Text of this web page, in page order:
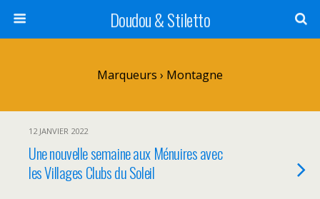
Doudou & Stiletto
Marqueurs › Montagne
12 JANVIER 2022
Une nouvelle semaine aux Ménuires avec
les Villages Clubs du Soleil